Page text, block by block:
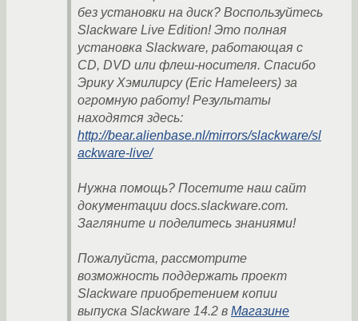
без установки на диск? Воспользуйтесь
Slackware Live Edition! Это полная
установка Slackware, работающая с
CD, DVD или флеш-носителя. Спасибо
Эрику Хэмилирсу (Eric Hameleers) за
огромную работу! Результаты
находятся здесь:
http://bear.alienbase.nl/mirrors/slackware/sl
ackware-live/
Нужна помощь? Посетите наш сайт
документации docs.slackware.com.
Загляните и поделитесь знаниями!
Пожалуйста, рассмотрите
возможность поддержать проект
Slackware приобретением копии
выпуска Slackware 14.2 в Магазине